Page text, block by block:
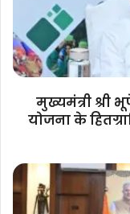
गोधन
न्याय
योजना
हितग्राहियों
40
लाख
मुख्यमंत्री श्री
योजना के
मुख्यमंत्री
श्री
भूपेश